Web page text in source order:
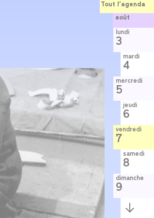
Tout l’agenda
août
lundi
3
mardi
4
mercredi
5
jeudi
6
vendredi
7
samedi
8
dimanche
9
Semaine
suivante